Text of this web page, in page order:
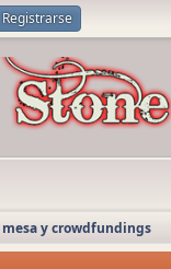
Registrarse
y crowdfundings